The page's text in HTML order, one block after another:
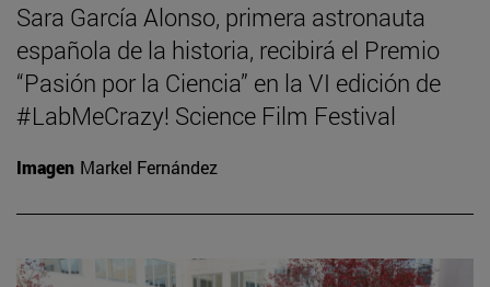
Sara García Alonso, primera astronauta
española de la historia, recibirá el Premio
“Pasión por la Ciencia” en la VI edición de
#LabMeCrazy! Science Film Festival
Imagen Markel Fernández